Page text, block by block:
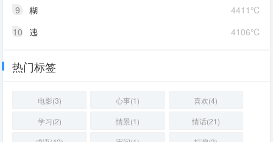
4411℃
9
糊
4106℃
10 迍
热门标签
电影(3) 心事(1)
喜欢(4)
学习(2)
情景(1)
情话(21)